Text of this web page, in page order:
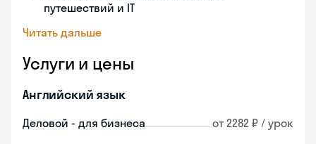
путешествий и IT
Читать дальше
Услуги и цены
Английский язык
Деловой - для бизнеса от 2282 ₽ / урок